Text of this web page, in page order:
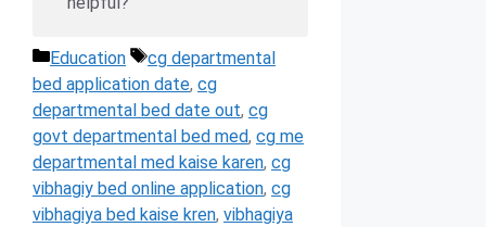
Categories
Education Tags
cg departmental
bed application date, cg
departmental bed date out, cg
govt departmental bed med, cg me
departmental med kaise karen, cg
vibhagiy bed online application, cg
vibhagiya bed kaise kren, vibhagiya